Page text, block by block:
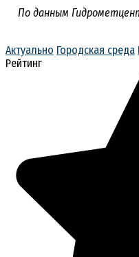
По данным
Актуально Городская среда
Рейтинг